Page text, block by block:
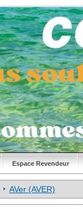
Espace Revendeur
AVer (AVER)